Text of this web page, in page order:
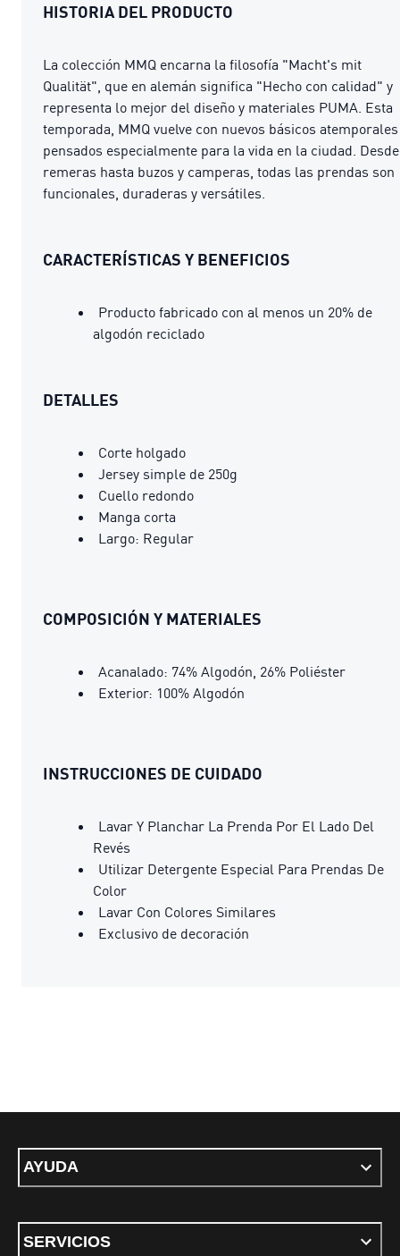
HISTORIA DEL PRODUCTO
La colección MMQ encarna la filosofía "Macht's mit
Qualität", que en alemán significa "Hecho con calidad" y
representa lo mejor del diseño y materiales PUMA. Esta
temporada, MMQ vuelve con nuevos básicos atemporales
pensados especialmente para la vida en la ciudad. Desde
remeras hasta buzos y camperas, todas las prendas son
funcionales, duraderas y versátiles.
CARACTERÍSTICAS Y BENEFICIOS
Producto fabricado con al menos un 20% de
algodón reciclado
DETALLES
Corte holgado
Jersey simple de 250g
Cuello redondo
Manga corta
Largo: Regular
COMPOSICIÓN Y MATERIALES
Acanalado: 74% Algodón, 26% Poliéster
Exterior: 100% Algodón
INSTRUCCIONES DE CUIDADO
Lavar Y Planchar La Prenda Por El Lado Del
Revés
Utilizar Detergente Especial Para Prendas De
Color
Lavar Con Colores Similares
Exclusivo de decoración
AYUDA
SERVICIOS